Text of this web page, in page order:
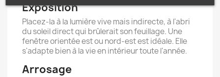
Exposition
Placez-la à la lumière vive mais indirecte, à l'abri
du soleil direct qui brûlerait son feuillage. Une
fenêtre orientée est ou nord-est est idéale. Elle
s'adapte bien à la vie en intérieur toute l'année.
Arrosage